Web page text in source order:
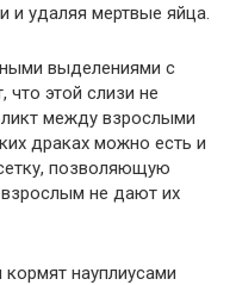
и удаляя мертвые яйца.
выделениями с
что этой слизи не
между взрослыми
драках можно есть и
позволяющую
не дают их
науплиусами